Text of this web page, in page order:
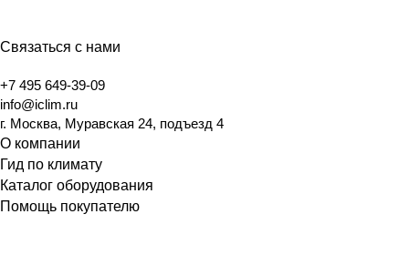
Связаться с нами
+7 495 649-39-09
info@iclim.ru
г. Москва, Муравская 24, подъезд 4
О компании
Гид по климату
Каталог оборудования
Помощь покупателю